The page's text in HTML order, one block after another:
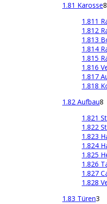
1.81 Karosse8
1.811
1.812
1.813
1.814
1.815
1.816
1.817
1.818
1.82 Aufbau8
1.821
1.822
1.823
1.824
1.825
1.826
1.827
1.828
1.83 Türen3